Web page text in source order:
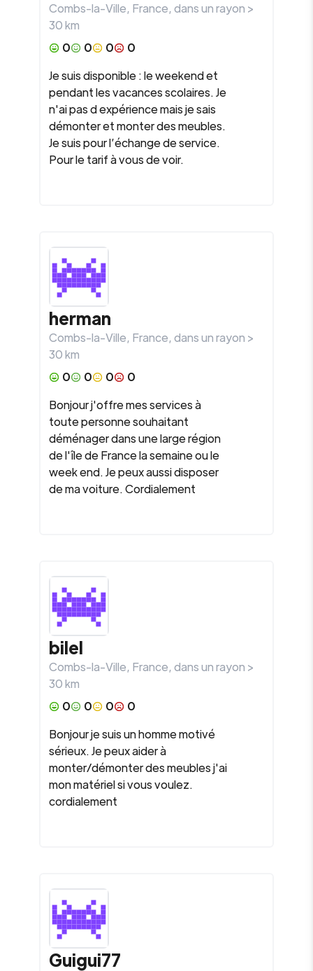
Combs-la-Ville, France, dans un rayon >
30km
0
0 0
0
Je suis disponible : le weekend et
pendant les vacances scolaires. Je
n'ai pas d expérience mais je sais
démonter et monter des meubles.
Je suis pour l’échange de service.
Pour le tarif à vous de voir.
herman
Combs-la-Ville, France, dans un rayon >
30km
0
0 0
0
Bonjour j'offre mes services à
toute personne souhaitant
déménager dans une large région
de l'île de France la semaine ou le
week end. Je peux aussi disposer
de ma voiture. Cordialement
bilel
Combs-la-Ville, France, dans un rayon >
30km
0
0 0
0
Bonjour je suis un homme motivé
sérieux. Je peux aider à
monter/démonter des meubles j'ai
mon matériel si vous voulez.
cordialement
Guigui77